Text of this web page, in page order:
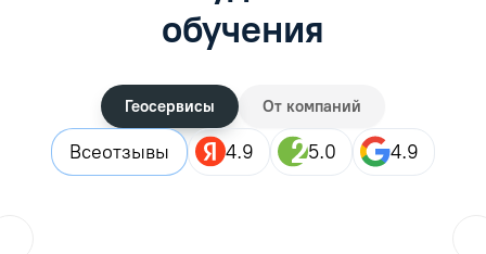
обучения
Геосервисы От компаний
Всеотзывы 4.9 5.0 4.9